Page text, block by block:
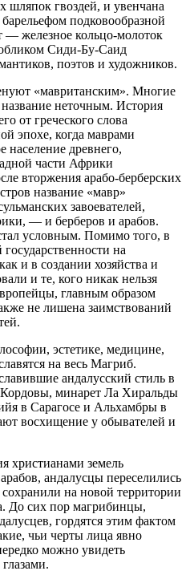
гвоздей, и увенчана
подковообразной
— железное кольцо-молоток
Сиди-Бу-Саид
поэтов и художников.
«мавританским». Многие
название неточным. История
от греческого слова
эпохе, когда маврами
население древнего,
части Африки
вторжения арабо-берберских
название «мавр»
завоевателей,
— и берберов и арабов.
условным. Помимо того, в
на
и в создании хозяйства и
и те, кого никак нельзя
главным образом
не лишена заимствований
эстетике, медицине,
на весь Магриб.
андалусский стиль в
Кордовы, минарет Ла Хиральды
в Сарагосе и Альхамбры в
восхищение у обывателей и
христианами земель
андалусцы переселились
на новой территории
До сих пор магрибинцы,
гордятся этим фактом
чьи черты лица явно
можно увидеть